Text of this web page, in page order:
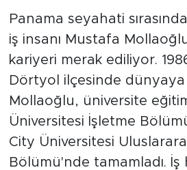
Panama seyahati
iş insanı Mustafa
kariyeri merak ediliyor.
Dörtyol ilçesinde
Mollaoğlu, üniversite
Üniversitesi İşletme
City Üniversitesi
Bölümü'nde tamamladı. İş